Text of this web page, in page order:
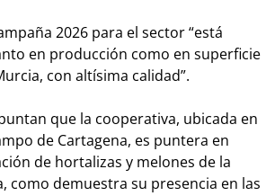
2026 para el sector “está
en producción como en superficie
con altísima calidad”.
que la cooperativa, ubicada en
de Cartagena, es puntera en
de hortalizas y melones de la
como demuestra su presencia en las